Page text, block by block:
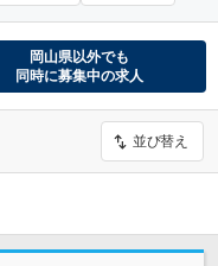
岡山県以外でも
同時に募集中の求人
並び替え